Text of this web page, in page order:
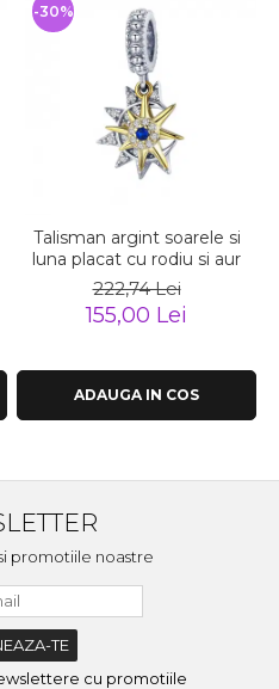
Talisman argint soarele si
luna placat cu rodiu si aur
222,74 Lei
155,00 Lei
-30%
ADAUGA IN COS
promotiile noastre
cu promotiile